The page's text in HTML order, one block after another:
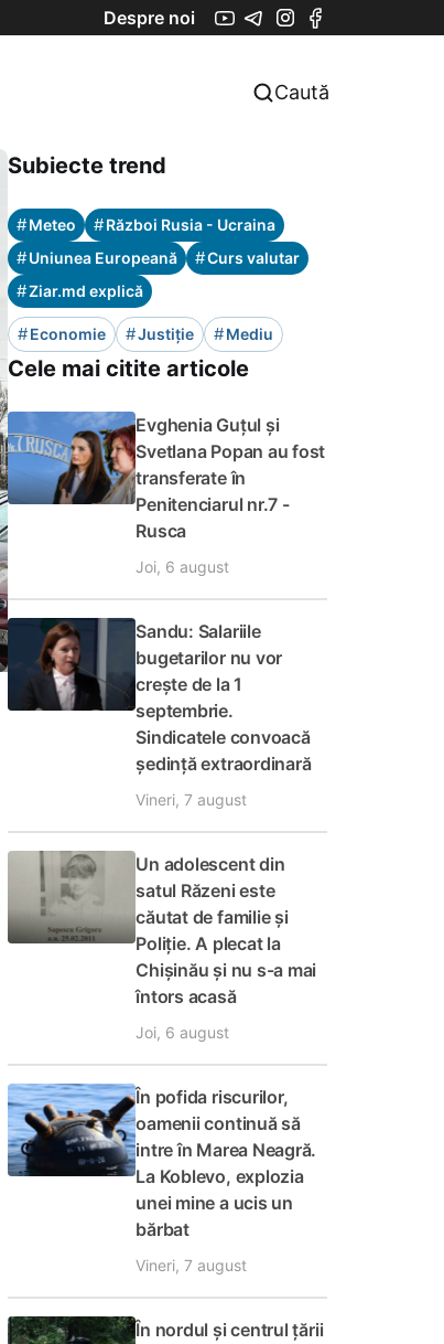
Despre noi
Caută
Subiecte trend
#Meteo #Război Rusia - Ucraina
#Uniunea Europeană #Curs valutar
#Ziar.md explică
#Economie #Justiție #Mediu
Cele mai citite articole
Evghenia Guțul și
Svetlana Popan au fost
transferate în
Penitenciarul nr.7 -
Rusca
Joi, 6 august
Sandu: Salariile
bugetarilor nu vor
crește de la 1
septembrie.
Sindicatele convoacă
ședință extraordinară
Vineri, 7 august
Un adolescent din
satul Răzeni este
căutat de familie și
Poliție. A plecat la
Chișinău și nu s-a mai
întors acasă
Joi, 6 august
În pofida riscurilor,
oamenii continuă să
intre în Marea Neagră.
La Koblevo, explozia
unei mine a ucis un
bărbat
Vineri, 7 august
În nordul și centrul țării